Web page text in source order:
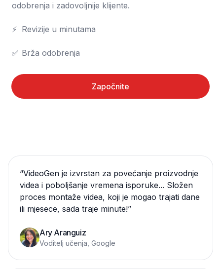
odobrenja i zadovoljnije klijente.
⚡	Revizije u minutama
✅	Brža odobrenja
Započnite
“VideoGen je izvrstan za povećanje proizvodnje
videa i poboljšanje vremena isporuke... Složen
proces montaže videa, koji je mogao trajati dane
ili mjesece, sada traje minute!”
Ary Aranguiz
Voditelj učenja, Google